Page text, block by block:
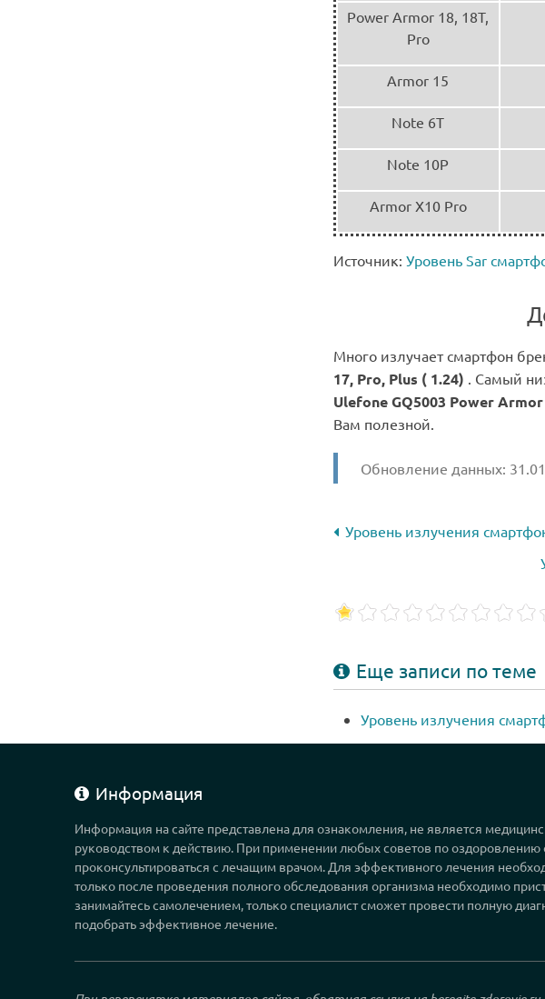
Power Armor 18, 18T,
Pro
Armor 15
Note 6T
Note 10P
Armor X10 Pro
Источник: Уровень Sar
Много излучает смартфон
17, Pro, Plus ( 1.24) . Самый
Ulefone GQ5003 Power Armor
Вам полезной.
Обновление данных:
Уровень излучения
Еще записи по теме
Уровень излучения
Информация
Информация на сайте представлена для ознакомления, не является
руководством к действию. При применении любых советов по оздоровлению
проконсультироваться с лечащим врачом. Для эффективного лечения
только после проведения полного обследования организма необходимо
занимайтесь самолечением, только специалист сможет провести полную
подобрать эффективное лечение.